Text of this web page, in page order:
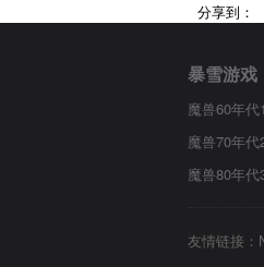
分享到：
暴雪游戏
魔兽60年
魔兽70年
魔兽80年
友情链接：